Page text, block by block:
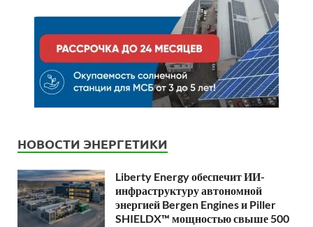
НОВОСТИ ЭНЕРГЕТИКИ
Liberty Energy обеспечит ИИ-
инфраструктуру автономной
энергией Bergen Engines и Piller
SHIELDX™ мощностью свыше 500